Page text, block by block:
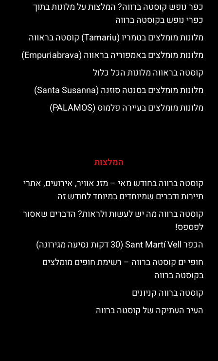
כפר נופש קוסטה ברווה? המלצות על מלונות בתוך
כפרי נופש בקוסטה ברווה
מלונות מומלצים בטמריו (Tamariu) קוסטה בראווה
מלונות מומלצים באמפוריה בראווה (Empuriabrava)
קוסטה בראווה מלונות הכל כלול
מלונות מומלצים בסנטה סוזנה (Santa Susanna)
מלונות מומלצים בעיירה פלמוס (PALAMOS)
המלצות
קוסטה ברווה בחודש מאי – מזג אוויר, אירועים, אתרי
תיירות ודברים שמיוחדים במיוחד לחודש זה
קוסטה ברווה מה יש לעשות ולראות? הדברים שאסור
לפספס!
הכפר Sant Martí Vell (30 דקות נסיעה מגירונה)
חופי ים קוסטה ברווה – רשימת חופים מומלצים
בקוסטה ברווה
קוסטה ברווה קניונים
העיר העתיקה של קוסטה ברווה